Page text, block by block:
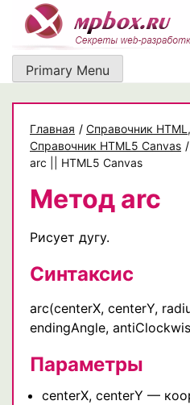
content
Primary Menu
Главная / Cправочник
Справочник HTML5 Canvas /
arc || HTML5 Canvas
Метод arc
Рисует дугу.
Синтаксис
arc(centerX, centerY,
endingAngle,
Параметры
centerX, centerY —